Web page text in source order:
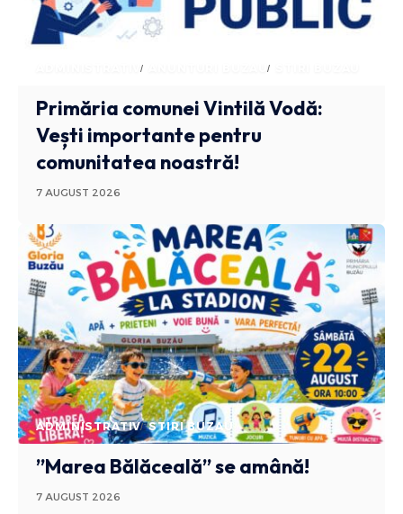
ADMINISTRATIV ANUNTURI BUZAU
Primăria comunei Vintilă Vodă:
Vești importante pentru
comunitatea noastră!
7 AUGUST 2026
ADMINISTRATIV STIRI BUZAU
”Marea Bălăceală” se amână!
7 AUGUST 2026